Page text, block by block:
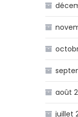
août
juillet